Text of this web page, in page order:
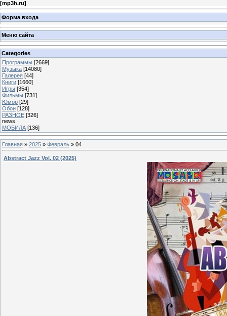
[mp3h.ru]
Форма входа
Меню сайта
Categories
Программы [2669]
Музыка [14080]
Галерея [44]
Книги [1660]
Игры [354]
Фильмы [731]
Юмор [29]
Обои [128]
РАЗНОЕ [326]
news
МОБИЛА [136]
Главная » 2025 » Февраль » 04
Abstract Jazz Vol. 02 (2025)